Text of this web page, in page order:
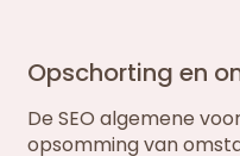
Opschorting en
De SEO algemene
opsomming van